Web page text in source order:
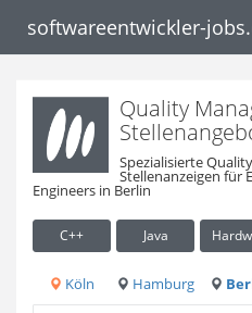
softwareentwickler-
Quality
Spezialisierte
Stellenanzeigen für
Engineers in Berlin
C++ Java
Köln Hamburg